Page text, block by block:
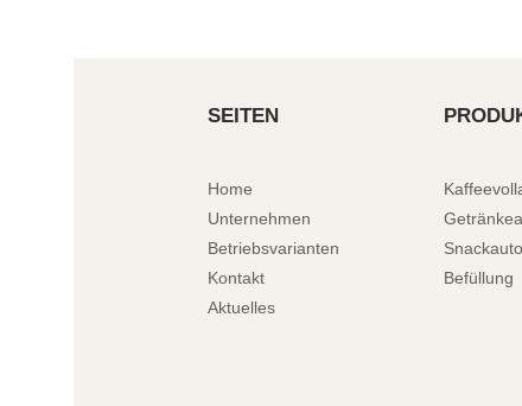
SEITEN
Home
Unternehmen
Betriebsvarianten
Kontakt
Aktuelles
Befüllung